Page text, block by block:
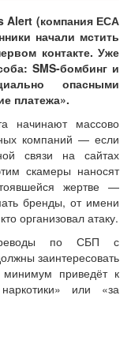
Alert (компания ЕСА
начали мстить
контакте. Уже
SMS-бомбинг и
опасными
платежа».
начинают массово
компаний — если
связи на сайтах
скамеры наносят
жертве —
бренды, от имени
организовал атаку.
по СБП с
заинтересовать
приведёт к
или «за